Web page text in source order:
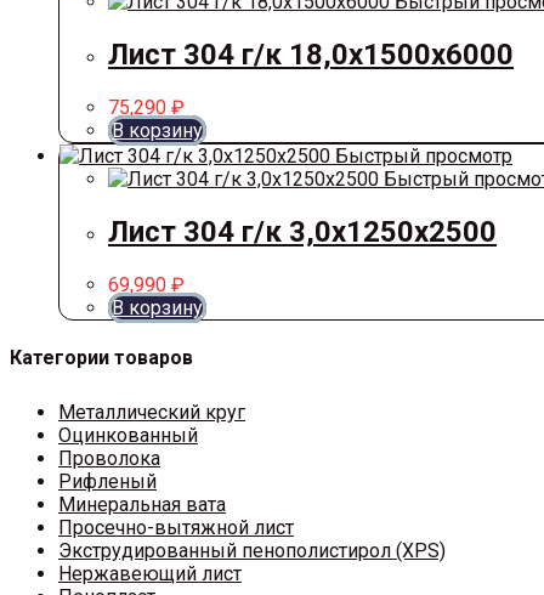
Лист 304 г/к 18,0х1500х6000
75,290 ₽
В корзину
Быстрый просмотр
Быстрый
Лист 304 г/к 3,0х1250х2500
69,990 ₽
В корзину
Категории товаров
Металлический круг
Оцинкованный
Проволока
Рифленый
Минеральная вата
Просечно-вытяжной лист
Экструдированный пенополистирол (XPS)
Нержавеющий лист